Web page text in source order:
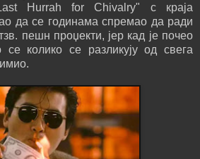
Hurrah for Chivalry" с краја
да се годинама спремао да ради
пешн проџекти, јер кад је почео
колико се разликују од свега